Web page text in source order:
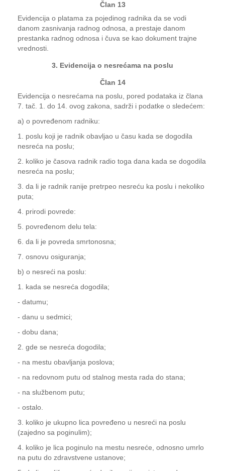
Član 13
Evidencija o platama za pojedinog radnika da se vodi
danom zasnivanja radnog odnosa, a prestaje danom
prestanka radnog odnosa i čuva se kao dokument trajne
vrednosti.
3. Evidencija o nesrećama na poslu
Član 14
Evidencija o nesrećama na poslu, pored podataka iz člana
7. tač. 1. do 14. ovog zakona, sadrži i podatke o sledećem:
a) o povređenom radniku:
1. poslu koji je radnik obavljao u času kada se dogodila
nesreća na poslu;
2. koliko je časova radnik radio toga dana kada se dogodila
nesreća na poslu;
3. da li je radnik ranije pretrpeo nesreću ka poslu i nekoliko
puta;
4. prirodi povrede:
5. povređenom delu tela:
6. da li je povreda smrtonosna;
7. osnovu osiguranja;
b) o nesreći na poslu:
1. kada se nesreća dogodila;
- datumu;
- danu u sedmici;
- dobu dana;
2. gde se nesreća dogodila;
- na mestu obavljanja poslova;
- na redovnom putu od stalnog mesta rada do stana;
- na službenom putu;
- ostalo.
3. koliko je ukupno lica povređeno u nesreći na poslu
(zajedno sa poginulim);
4. koliko je lica poginulo na mestu nesreće, odnosno umrlo
na putu do zdravstvene ustanove;